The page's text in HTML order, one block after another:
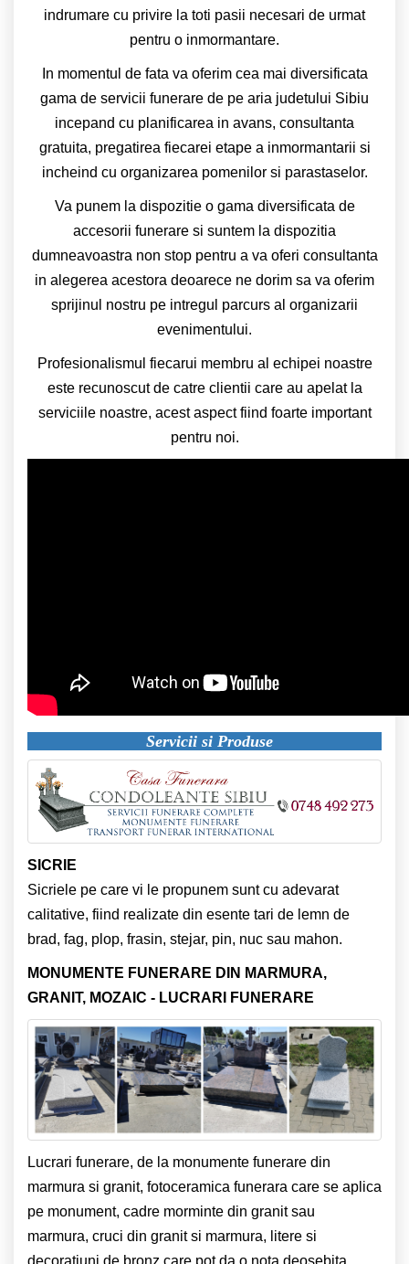
indrumare cu privire la toti pasii necesari de urmat
pentru o inmormantare.
In momentul de fata va oferim cea mai diversificata
gama de servicii funerare de pe aria judetului Sibiu
incepand cu planificarea in avans, consultanta
gratuita, pregatirea fiecarei etape a inmormantarii si
incheind cu organizarea pomenilor si parastaselor.
Va punem la dispozitie o gama diversificata de
accesorii funerare si suntem la dispozitia
dumneavoastra non stop pentru a va oferi consultanta
in alegerea acestora deoarece ne dorim sa va oferim
sprijinul nostru pe intregul parcurs al organizarii
evenimentului.
Profesionalismul fiecarui membru al echipei noastre
este recunoscut de catre clientii care au apelat la
serviciile noastre, acest aspect fiind foarte important
pentru noi.
Servicii si Produse
SICRIE
Sicriele pe care vi le propunem sunt cu adevarat
calitative, fiind realizate din esente tari de lemn de
brad, fag, plop, frasin, stejar, pin, nuc sau mahon.
MONUMENTE FUNERARE DIN MARMURA,
GRANIT, MOZAIC - LUCRARI FUNERARE
Lucrari funerare, de la monumente funerare din
marmura si granit, fotoceramica funerara care se aplica
pe monument, cadre morminte din granit sau
marmura, cruci din granit si marmura, litere si
decoratiuni de bronz care pot da o nota deosebita